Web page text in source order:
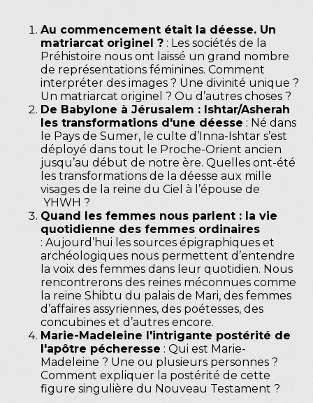
Au commencement était la déesse. Un
matriarcat originel ? : Les sociétés de la
Préhistoire nous ont laissé un grand nombre
de représentations féminines. Comment
interpréter des images ? Une divinité unique ?
Un matriarcat originel ? Ou d’autres choses ?
De Babylone à Jérusalem : Ishtar/Asherah
les transformations d'une déesse : Né dans
le Pays de Sumer, le culte d’Inna-Ishtar s’est
déployé dans tout le Proche-Orient ancien
jusqu’au début de notre ère. Quelles ont-été
les transformations de la déesse aux mille
visages de la reine du Ciel à l’épouse de
YHWH ?
Quand les femmes nous parlent : la vie
quotidienne des femmes ordinaires
: Aujourd’hui les sources épigraphiques et
archéologiques nous permettent d’entendre
la voix des femmes dans leur quotidien. Nous
rencontrerons des reines méconnues comme
la reine Shibtu du palais de Mari, des femmes
d’affaires assyriennes, des poétesses, des
concubines et d’autres encore.
Marie-Madeleine l'intrigante postérité de
l'apôtre pécheresse : Qui est Marie-
Madeleine ? Une ou plusieurs personnes ?
Comment expliquer la postérité de cette
figure singulière du Nouveau Testament ?